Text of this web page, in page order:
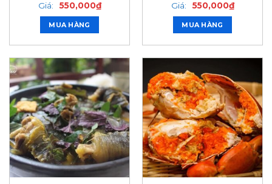
Giá: 550,000₫
MUA HÀNG
Giá: 550,000₫
MUA HÀNG